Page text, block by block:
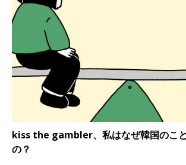
kiss the gambler、私はなぜ韓国のこ
の？